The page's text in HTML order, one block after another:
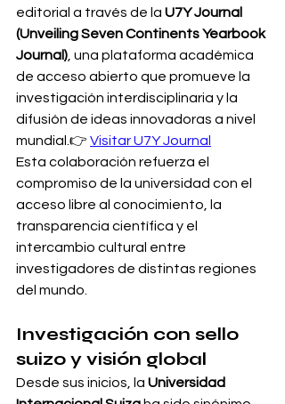
editorial a través de la U7Y Journal
(Unveiling Seven Continents Yearbook
Journal) , una plataforma académica
de acceso abierto que promueve la
investigación interdisciplinaria y la
difusión de ideas innovadoras a nivel
mundial.👉 Visitar U7Y Journal
Esta colaboración refuerza el
compromiso de la universidad con el
acceso libre al conocimiento, la
transparencia científica y el
intercambio cultural entre
investigadores de distintas regiones
del mundo.
Investigación con sello
suizo y visión global
Desde sus inicios, la Universidad